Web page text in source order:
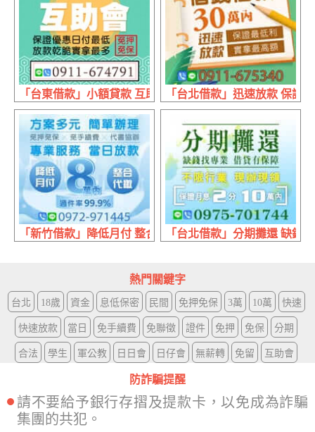
「台東借款」小額貸款 互助會 | 日付最低 保證優惠
「台北借款」迅速放款 保證
「新竹借款」降低月付 整合代繳 | 8萬內 免手續費代書協辦
「台北借款」分期攤還 缺錢
熱門關鍵字
台北 18歲 資金 息低保密 民間 免押免保 3萬 10萬 快速
快速放款 當日 免手續費 免聯徵 證件 免押 免保 分期
合法 學生 軍公教 日日會 日仔會 無薪轉 免留 互助會
防詐騙提醒
請不要給予銀行存摺及提款卡，以免成為詐騙
集團的共犯。